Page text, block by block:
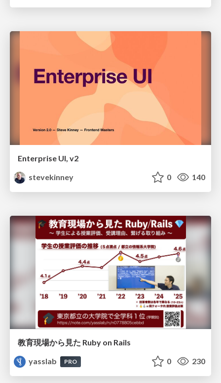
Enterprise UI, v2
stevekinney
0 140
教育現場から見た Ruby on Rails
yasslab
PRO 0 230